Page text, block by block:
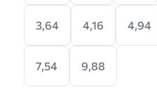
3,64 4,16 4,94
7,54 9,88